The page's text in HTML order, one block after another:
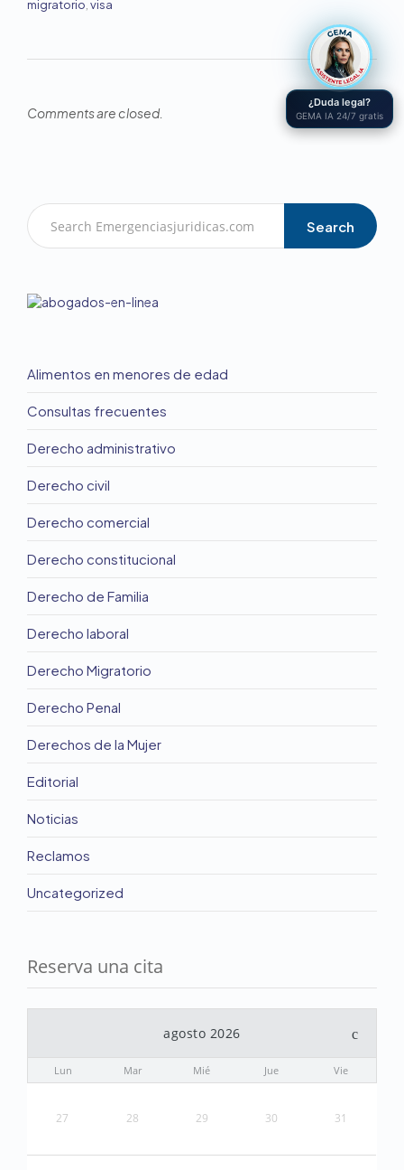
migratorio visa
Comments are closed.
Search
Alimentos en menores de edad
Consultas frecuentes
Derecho administrativo
Derecho civil
Derecho comercial
Derecho constitucional
Derecho de Familia
Derecho laboral
Derecho Migratorio
Derecho Penal
Derechos de la Mujer
Editorial
Noticias
Reclamos
Uncategorized
Reserva una cita
agosto 2026
Lun Mar Mié Jue Vie
27 28 29 30 31
¿Duda legal?
GEMA IA 24/7 gratis